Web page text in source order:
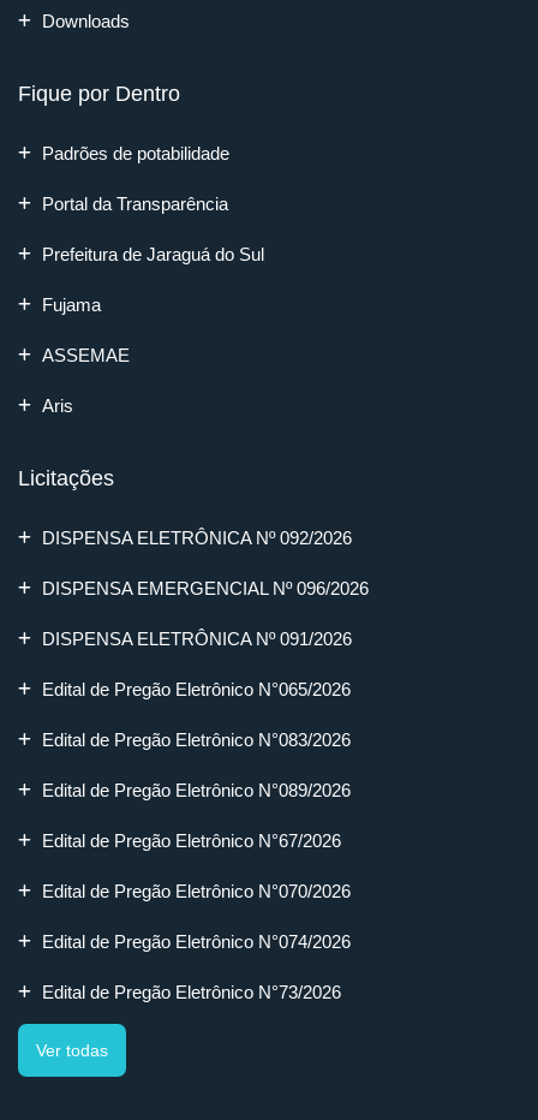
Downloads
Fique por Dentro
Padrões de potabilidade
Portal da Transparência
Prefeitura de Jaraguá do Sul
Fujama
ASSEMAE
Aris
Licitações
DISPENSA ELETRÔNICA Nº 092/2026
DISPENSA EMERGENCIAL Nº 096/2026
DISPENSA ELETRÔNICA Nº 091/2026
Edital de Pregão Eletrônico N°065/2026
Edital de Pregão Eletrônico N°083/2026
Edital de Pregão Eletrônico N°089/2026
Edital de Pregão Eletrônico N°67/2026
Edital de Pregão Eletrônico N°070/2026
Edital de Pregão Eletrônico N°074/2026
Edital de Pregão Eletrônico N°73/2026
Ver todas